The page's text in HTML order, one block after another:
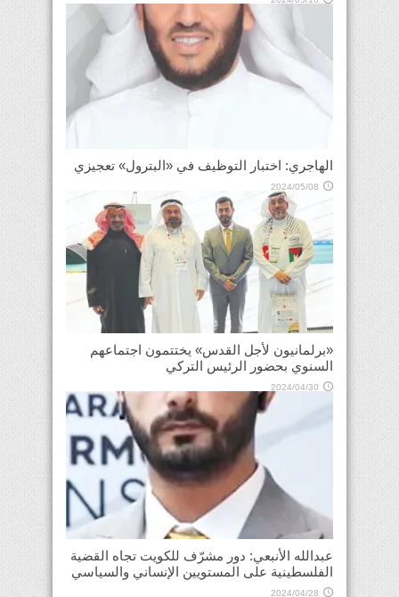
الهاجري: اختبار التوظيف في «البترول» تعجيزي
2024/05/08
«برلمانيون لأجل القدس» يختتمون اجتماعهم
السنوي بحضور الرئيس التركي
2024/04/30
عبدالله الأنبعي: دور مشرّف للكويت تجاه القضية
الفلسطينية على المستويين الإنساني والسياسي
2024/04/28